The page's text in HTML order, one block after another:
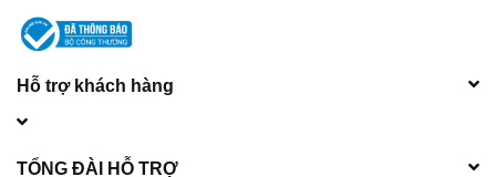
Hỗ trợ khách hàng
TỔNG ĐÀI HỖ TRỢ